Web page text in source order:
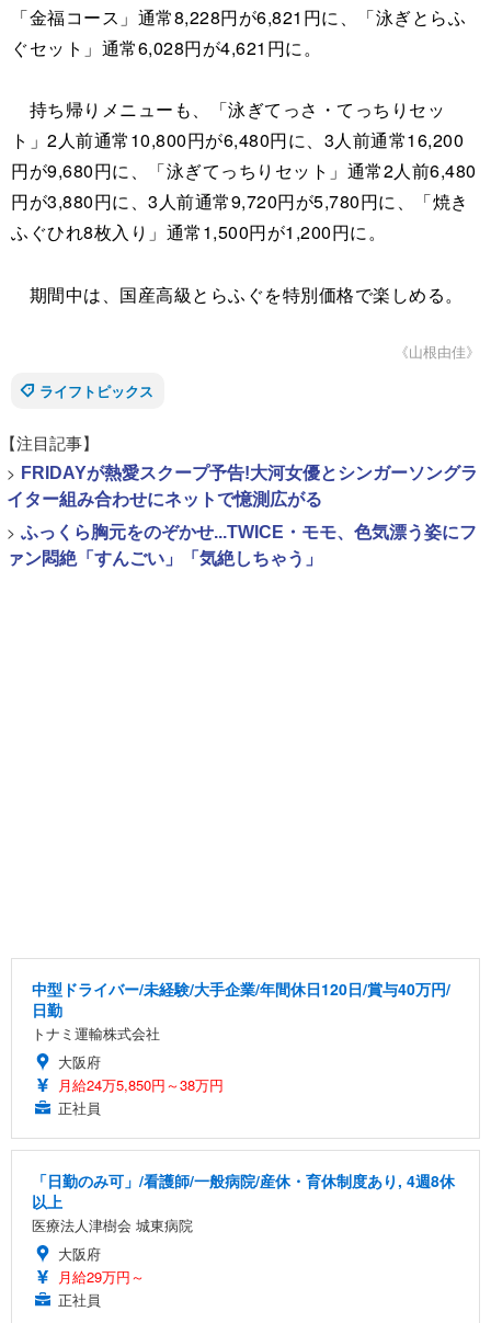
「金福コース」通常8,228円が6,821円に、「泳ぎとらふ
ぐセット」通常6,028円が4,621円に。
持ち帰りメニューも、「泳ぎてっさ・てっちりセッ
ト」2人前通常10,800円が6,480円に、3人前通常16,200
円が9,680円に、「泳ぎてっちりセット」通常2人前6,480
円が3,880円に、3人前通常9,720円が5,780円に、「焼き
ふぐひれ8枚入り」通常1,500円が1,200円に。
期間中は、国産高級とらふぐを特別価格で楽しめる。
《山根由佳》
ライフトピックス
【注目記事】
> FRIDAYが熱愛スクープ予告!大河女優とシンガーソングラ
イター組み合わせにネットで憶測広がる
> ふっくら胸元をのぞかせ...TWICE・モモ、色気漂う姿にフ
ァン悶絶「すんごい」「気絶しちゃう」
中型ドライバー/未経験/大手企業/年間休日120日/賞与40万円/
日勤
トナミ運輸株式会社
大阪府
月給24万5,850円～38万円
正社員
「日勤のみ可」/看護師/一般病院/産休・育休制度あり, 4週8休
以上
医療法人津樹会 城東病院
大阪府
月給29万円～
正社員